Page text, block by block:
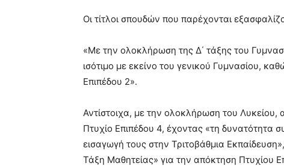
Οι τίτλοι σπουδών που παρέχονται
«Με την ολοκλήρωση της Δ΄ τάξης του
ισότιμο με εκείνο του γενικού Γυμνασίου,
Επιπέδου 2».
Αντίστοιχα, με την ολοκλήρωση του Λυκείου,
Πτυχίο Επιπέδου 4, έχοντας «τη δυνατότητα
εισαγωγή τους στην Τριτοβάθμια
Τάξη Μαθητείας» για την απόκτηση Πτυχίου